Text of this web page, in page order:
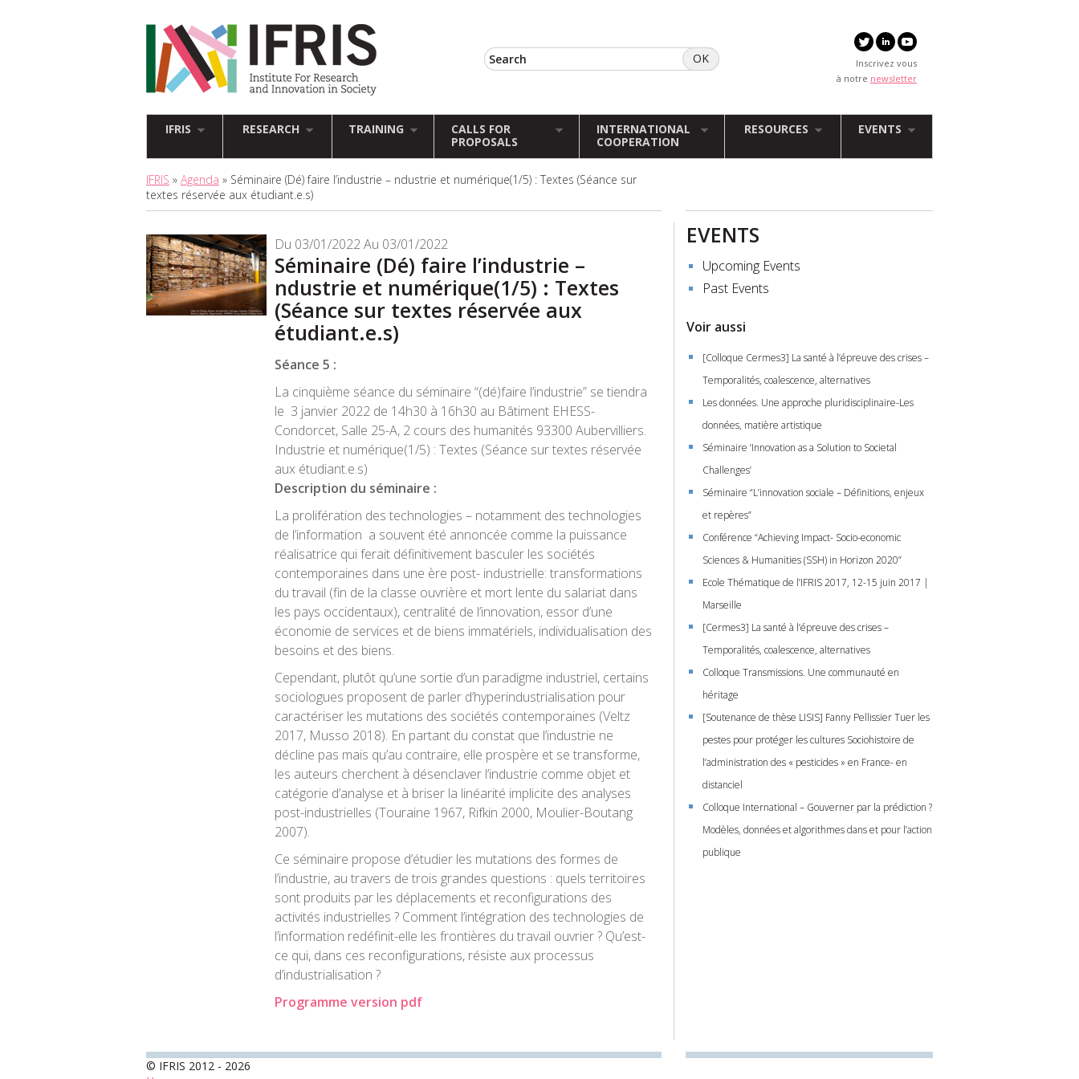
Inscrivez vous
à notre newsletter
IFRIS RESEARCH TRAINING
CALLS FOR
PROPOSALS
INTERNATIONAL
COOPERATION
RESOURCES EVENTS
IFRIS » Agenda » Séminaire (Dé) faire l’industrie – ndustrie et numérique(1/5) : Textes (Séance sur
textes réservée aux étudiant.e.s)
Du 03/01/2022 Au 03/01/2022
Séminaire (Dé) faire l’industrie –
ndustrie et numérique(1/5) : Textes
(Séance sur textes réservée aux
étudiant.e.s)
Séance 5 :
La cinquième séance du séminaire “(dé)faire l’industrie” se tiendra
le 3 janvier 2022 de 14h30 à 16h30 au Bâtiment EHESS-
Condorcet, Salle 25-A, 2 cours des humanités 93300 Aubervilliers.
Industrie et numérique(1/5) : Textes (Séance sur textes réservée
aux étudiant.e.s)
Description du séminaire :
La prolifération des technologies – notamment des technologies
de l’information a souvent été annoncée comme la puissance
réalisatrice qui ferait définitivement basculer les sociétés
contemporaines dans une ère post- industrielle: transformations
du travail (fin de la classe ouvrière et mort lente du salariat dans
les pays occidentaux), centralité de l’innovation, essor d’une
économie de services et de biens immatériels, individualisation des
besoins et des biens.
Cependant, plutôt qu’une sortie d’un paradigme industriel, certains
sociologues proposent de parler d’hyperindustrialisation pour
caractériser les mutations des sociétés contemporaines (Veltz
2017, Musso 2018). En partant du constat que l’industrie ne
décline pas mais qu’au contraire, elle prospère et se transforme,
les auteurs cherchent à désenclaver l’industrie comme objet et
catégorie d’analyse et à briser la linéarité implicite des analyses
post-industrielles (Touraine 1967, Rifkin 2000, Moulier-Boutang
2007).
Ce séminaire propose d’étudier les mutations des formes de
l’industrie, au travers de trois grandes questions : quels territoires
sont produits par les déplacements et reconfigurations des
activités industrielles ? Comment l’intégration des technologies de
l’information redéfinit-elle les frontières du travail ouvrier ? Qu’est-
ce qui, dans ces reconfigurations, résiste aux processus
d’industrialisation ?
Programme version pdf
EVENTS
Upcoming Events
Past Events
Voir aussi
[Colloque Cermes3] La santé à l’épreuve des crises –
Temporalités, coalescence, alternatives
Les données. Une approche pluridisciplinaire-Les
données, matière artistique
Séminaire ‘Innovation as a Solution to Societal
Challenges’
Séminaire “L’innovation sociale – Définitions, enjeux
et repères”
Conférence “Achieving Impact- Socio-economic
Sciences & Humanities (SSH) in Horizon 2020”
Ecole Thématique de l’IFRIS 2017, 12-15 juin 2017 |
Marseille
[Cermes3] La santé à l’épreuve des crises –
Temporalités, coalescence, alternatives
Colloque Transmissions. Une communauté en
héritage
[Soutenance de thèse LISIS] Fanny Pellissier Tuer les
pestes pour protéger les cultures Sociohistoire de
l’administration des « pesticides » en France- en
distanciel
Colloque International – Gouverner par la prédiction ?
Modèles, données et algorithmes dans et pour l’action
publique
© IFRIS 2012 - 2026